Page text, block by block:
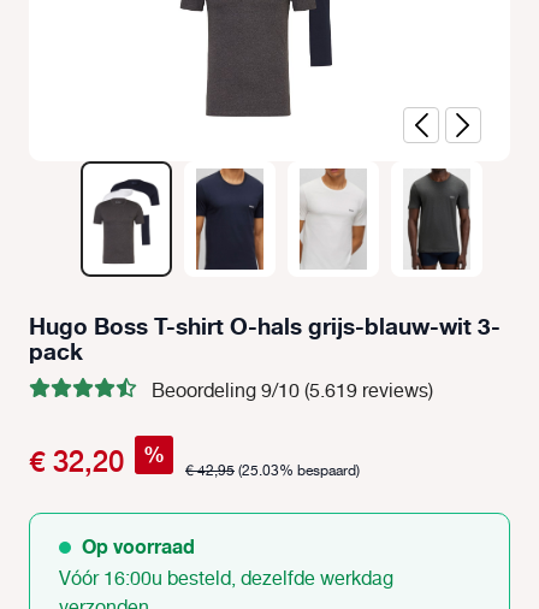
Hugo Boss T-shirt O-hals grijs-blauw-wit 3-
pack
Beoordeling 9/10 (5.619 reviews)
€ 32,20 % € 42,95(25.03% bespaard)
Op voorraad
Vóór 16:00u besteld, dezelfde werkdag